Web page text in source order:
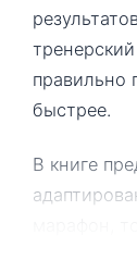
правильно
быстрее.
В книге